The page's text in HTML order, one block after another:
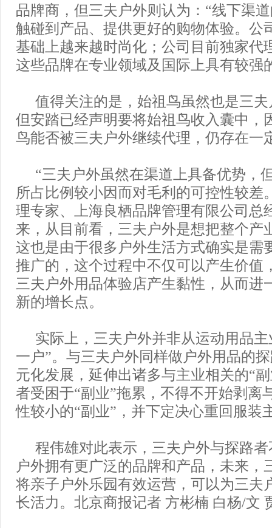
品牌商，但三夫户外则认为：“线下渠
触碰到产品、提供更好的购物体验。公
基础上越来越时尚化；公司目前独家代
这些品牌在专业领域及国际上具有较强
值得关注的是，始祖鸟虽然也是三
但安踏已经声明要将始祖鸟收入囊中，
鸟能否被三夫户外继续代理，仍存在一
“三夫户外虽然在渠道上具备优势，
所占比例较小因而对毛利的可控性较差
理专家、上海良栖品牌管理有限公司总
来，从目前看，三夫户外是想把整个产
这也是由于很多户外生活方式确实是需
推广的，这个过程中不仅可以产生价值
三夫户外用品体验店产生黏性，从而进
新的增长点。
实际上，三夫户外并非从运动用品
一户”。与三夫户外同样做户外用品的
元化发展，延伸出诸多与主业相关的“
者受困于“副业”拖累，不得不开始剥离
性较小的“副业”，并下定决心重回服装
程伟雄对此表示，三夫户外与探路
户外拥有更广泛的品牌和产品，未来，
将亲子户外乐园有效运营，可以为三夫
长活力。北京商报记者 方彬楠 白杨/文